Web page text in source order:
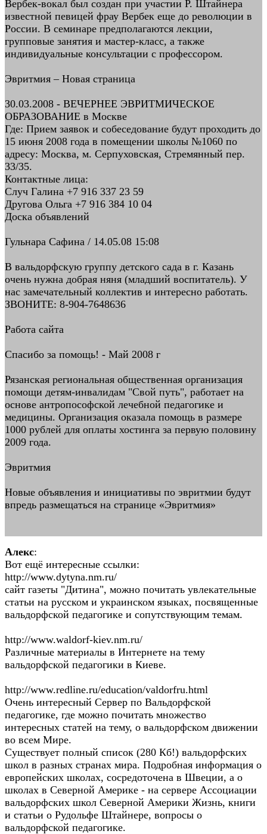
Вербек-вокал был создан при участии Р. Штайнера
известной певицей фрау Вербек еще до революции в
России. В семинаре предполагаются лекции,
групповые занятия и мастер-класс, а также
индивидуальные консультации с профессором.
Эвритмия – Новая страница
30.03.2008 - ВЕЧЕРНЕЕ ЭВРИТМИЧЕСКОЕ
ОБРАЗОВАНИЕ в Москве
Где: Прием заявок и собеседование будут проходить до
15 июня 2008 года в помещении школы №1060 по
адресу: Москва, м. Серпуховская, Стремянный пер.
33/35.
Контактные лица:
Случ Галина +7 916 337 23 59
Другова Ольга +7 916 384 10 04
Доска объявлений
Гульнара Сафина / 14.05.08 15:08
В вальдорфскую группу детского сада в г. Казань
очень нужна добрая няня (младший воспитатель). У
нас замечательный коллектив и интересно работать.
ЗВОНИТЕ: 8-904-7648636
Работа сайта
Спасибо за помощь! - Май 2008 г
Рязанская региональная общественная организация
помощи детям-инвалидам "Свой путь", работает на
основе антропософской лечебной педагогике и
медицины. Организация оказала помощь в размере
1000 рублей для оплаты хостинга за первую половину
2009 года.
Эвритмия
Новые объявления и инициативы по эвритмии будут
впредь размещаться на странице «Эвритмия»
Алекс:
Вот ещё интересные ссылки:
http://www.dytyna.nm.ru/
сайт газеты "Дитина", можно почитать увлекательные
статьи на русском и украинском языках, посвященные
вальдорфской педагогике и сопутствующим темам.
http://www.waldorf-kiev.nm.ru/
Различные материалы в Интернете на тему
вальдорфской педагогики в Киеве.
http://www.redline.ru/education/valdorfru.html
Очень интересный Сервер по Вальдорфской
педагогике, где можно почитать множество
интересных статей на тему, о вальдорфском движении
во всем Мире.
Существует полный список (280 Кб!) вальдорфских
школ в разных странах мира. Подробная информация о
европейских школах, сосредоточена в Швеции, а о
школах в Северной Америке - на сервере Ассоциации
вальдорфских школ Северной Америки Жизнь, книги
и статьи о Рудольфе Штайнере, вопросы о
вальдорфской педагогике.